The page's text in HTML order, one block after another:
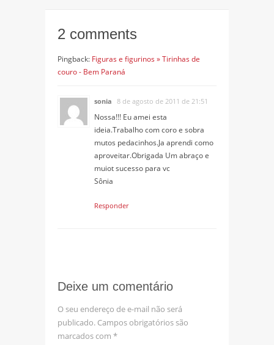
2 comments
Pingback: Figuras e figurinos » Tirinhas de
couro - Bem Paraná
sonia 8 de agosto de 2011 de 21:51
Nossa!!! Eu amei esta
ideia.Trabalho com coro e sobra
mutos pedacinhos.Ja aprendi como
aproveitar.Obrigada Um abraço e
muiot sucesso para vc
Sônia
Responder
Deixe um comentário
O seu endereço de e-mail não será
publicado. Campos obrigatórios são
marcados com *